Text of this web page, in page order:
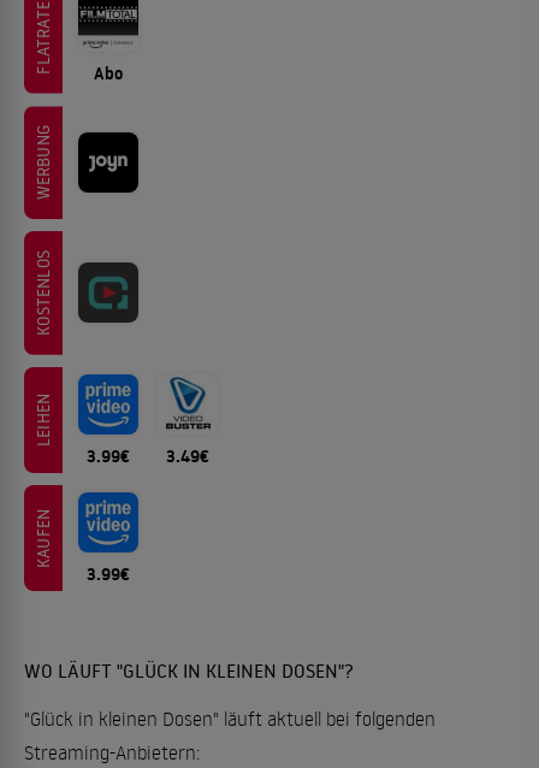
FLATRATE Abo
WERBUNG
KOSTENLOS
LEIHEN
3.99€ 3.49€
KAUFEN
3.99€
WO LÄUFT "GLÜCK IN KLEINEN DOSEN"?
"Glück in kleinen Dosen" läuft aktuell bei folgenden
Streaming-Anbietern: